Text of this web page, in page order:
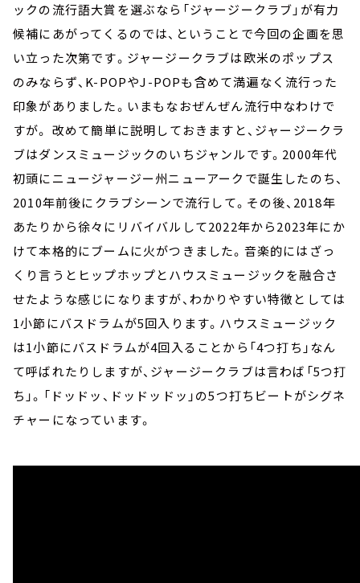
ックの流行語大賞を選ぶなら「ジャージークラブ」が有力
候補にあがってくるのでは、ということで今回の企画を思
い立った次第です。ジャージークラブは欧米のポップス
のみならず、K-POPやJ-POPも含めて満遍なく流行った
印象がありました。いまもなおぜんぜん流行中なわけで
すが。 改めて簡単に説明しておきますと、ジャージークラ
ブはダンスミュージックのいちジャンルです。2000年代
初頭にニュージャージー州ニューアークで誕生したのち、
2010年前後にクラブシーンで流行して。その後、2018年
あたりから徐々にリバイバルして2022年から2023年にか
けて本格的にブームに火がつきました。音楽的にはざっ
くり言うとヒップホップとハウスミュージックを融合さ
せたような感じになりますが、わかりやすい特徴としては
1小節にバスドラムが5回入ります。ハウスミュージック
は1小節にバスドラムが4回入ることから「4つ打ち」なん
て呼ばれたりしますが、ジャージークラブは言わば「5つ打
ち」。「ドッドッ、ドッドッドッ」の5つ打ちビートがシグネ
チャーになっています。